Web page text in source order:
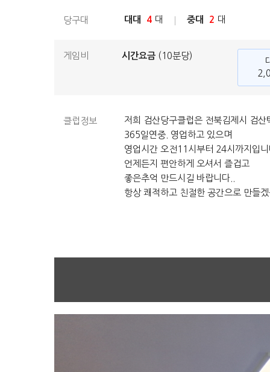
당구대 대대 4 대 중대 2 대
게임비 시간요금 (10분당)
클럽정보
저희 검산당구클럽은 전북김제시 검
365일연중. 영업하고 있으며
영업시간 오전11시부터 24시까지입
언제든지 편안하게 오셔서 즐겁고
좋은추억 만드시길 바랍니다..
항상 쾌적하고 친절한 공간으로 만들